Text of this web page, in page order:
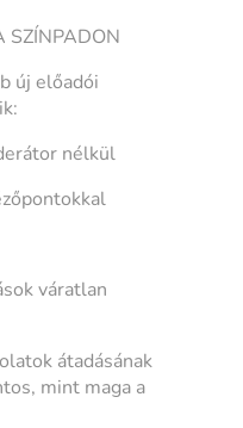
SZÍNPADON
új előadói
nélkül
váratlan
átadásának
mint maga a